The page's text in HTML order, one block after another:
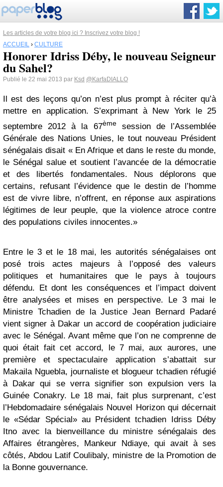
Les articles de votre blog ici ? Inscrivez votre blog !
ACCUEIL › CULTURE
Honorer Idriss Déby, le nouveau Seigneur
du Sahel?
Publié le 22 mai 2013 par Ksd @KarfaDIALLO
Il est des leçons qu’on n’est plus prompt à réciter qu’à
mettre en application. S’exprimant à New York le 25
septembre 2012 à la 67èmesession de l’Assemblée
Générale des Nations Unies, le tout nouveau Président
sénégalais disait « En Afrique et dans le reste du monde,
le Sénégal salue et soutient l’avancée de la démocratie
et des libertés fondamentales. Nous déplorons que
certains, refusant l’évidence que le destin de l’homme
est de vivre libre, n’offrent, en réponse aux aspirations
légitimes de leur peuple, que la violence atroce contre
des populations civiles innocentes.»
Entre le 3 et le 18 mai, les autorités sénégalaises ont
posé trois actes majeurs à l’opposé des valeurs
politiques et humanitaires que le pays à toujours
défendu. Et dont les conséquences et l’impact doivent
être analysées et mises en perspective. Le 3 mai le
Ministre Tchadien de la Justice Jean Bernard Padaré
vient signer à Dakar un accord de coopération judiciaire
avec le Sénégal. Avant même que l’on ne comprenne de
quoi était fait cet accord, le 7 mai, aux aurores, une
première et spectaculaire application s’abattait sur
Makaila Nguebla, journaliste et blogueur tchadien réfugié
à Dakar qui se verra signifier son expulsion vers la
Guinée Conakry. Le 18 mai, fait plus surprenant, c’est
l’Hebdomadaire sénégalais Nouvel Horizon qui décernait
le «Sédar Spécial» au Président tchadien Idriss Déby
Itno avec la bienveillance du ministre sénégalais des
Affaires étrangères, Mankeur Ndiaye, qui avait à ses
côtés, Abdou Latif Coulibaly, ministre de la Promotion de
la Bonne gouvernance.